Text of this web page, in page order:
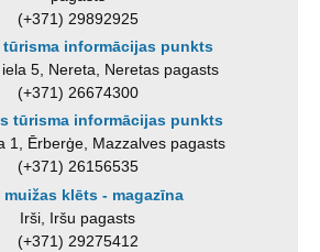
(+371) 29892925
tūrisma informācijas punkts
5, Nereta, Neretas pagasts
(+371) 26674300
tūrisma informācijas punkts
1, Ērberģe, Mazzalves pagasts
(+371) 26156535
muižas klēts - magazīna
Irši, Iršu pagasts
(+371) 29275412